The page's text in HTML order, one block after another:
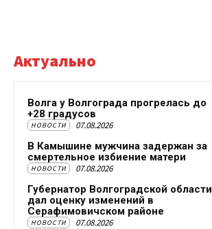
Актуально
Волга у Волгограда прогрелась до
+28 градусов
НОВОСТИ 07.08.2026
В Камышине мужчина задержан за
смертельное избиение матери
НОВОСТИ 07.08.2026
Губернатор Волгоградской области
дал оценку изменений в
Серафимовичском районе
НОВОСТИ 07.08.2026